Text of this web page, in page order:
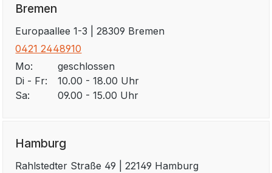
Bremen
Europaallee 1-3 | 28309 Bremen
0421 2448910
Mo:
geschlossen
Di - Fr:
10.00 - 18.00 Uhr
Sa:
09.00 - 15.00 Uhr
Hamburg
Rahlstedter Straße 49 | 22149 Hamburg